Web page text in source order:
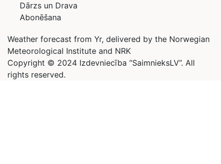
Dārzs un Drava
Abonēšana
Weather forecast from Yr, delivered by the Norwegian
Meteorological Institute and NRK
Copyright © 2024 Izdevniecība “SaimnieksLV”. All
rights reserved.